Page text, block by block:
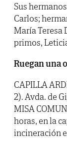
Sus
Carlos;
María Teresa
primos,
Ruegan una
CAPILLA
2). Avda. de
MISA
horas, en la
incineración